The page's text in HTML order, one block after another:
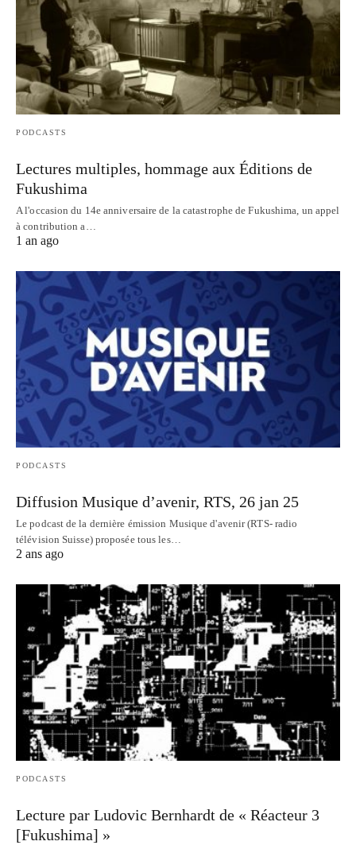
PODCASTS
Lectures multiples, hommage aux Éditions de
Fukushima
A l'occasion du 14e anniversaire de la catastrophe de Fukushima, un appel
à contribution a…
1 an ago
PODCASTS
Diffusion Musique d’avenir, RTS, 26 jan 25
Le podcast de la dernière émission Musique d'avenir (RTS- radio
télévision Suisse) proposée tous les…
2 ans ago
PODCASTS
Lecture par Ludovic Bernhardt de « Réacteur 3
[Fukushima] »